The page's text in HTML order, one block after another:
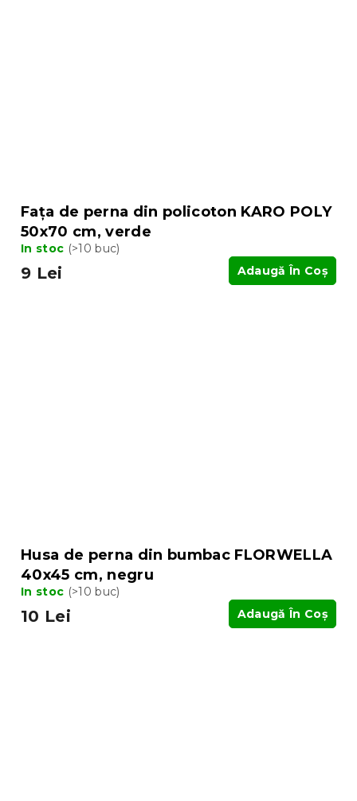
Fața de perna din policoton KARO POLY
50x70 cm, verde
In stoc (>10 buc)
9 Lei Adaugă În Coş
Husa de perna din bumbac FLORWELLA
40x45 cm, negru
In stoc (>10 buc)
10 Lei Adaugă În Coş